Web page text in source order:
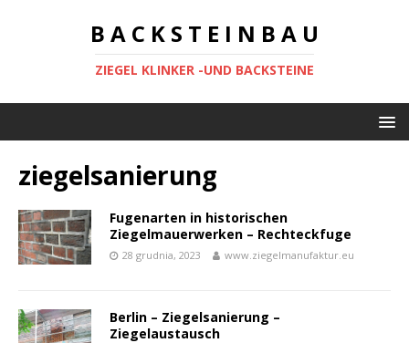
B A C K S T E I N B A U
ZIEGEL KLINKER -UND BACKSTEINE
ziegelsanierung
Fugenarten in historischen
Ziegelmauerwerken – Rechteckfuge
28 grudnia, 2023 www.ziegelmanufaktur.eu
Berlin – Ziegelsanierung –
Ziegelaustausch